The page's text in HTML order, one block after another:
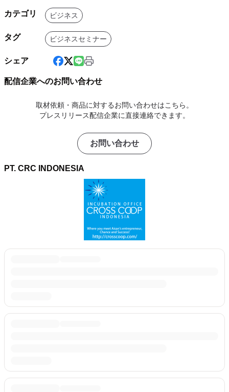
カテゴリ ビジネス
タグ ビジネスセミナー
シェア
配信企業へのお問い合わせ
取材依頼・商品に対するお問い合わせはこちら。
プレスリリース配信企業に直接連絡できます。
お問い合わせ
PT. CRC INDONESIA